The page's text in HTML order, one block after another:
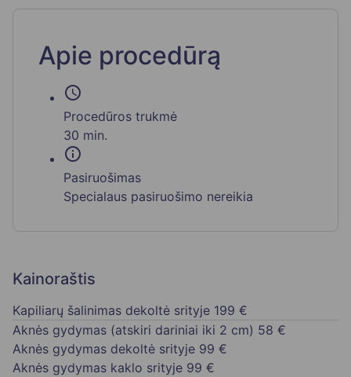
Apie procedūrą
schedule
Procedūros trukmė
30 min.
info
Pasiruošimas
Specialaus pasiruošimo nereikia
Kainoraštis
Kapiliarų šalinimas dekoltė srityje 199 €
Aknės gydymas (atskiri dariniai iki 2 cm) 58 €
Aknės gydymas dekoltė srityje 99 €
Aknės gydymas kaklo srityje 99 €